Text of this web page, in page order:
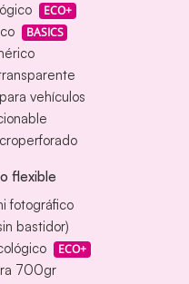
ECO+
BASICS
vehículos
flexible
fotográfico
bastidor)
ECO+
700gr